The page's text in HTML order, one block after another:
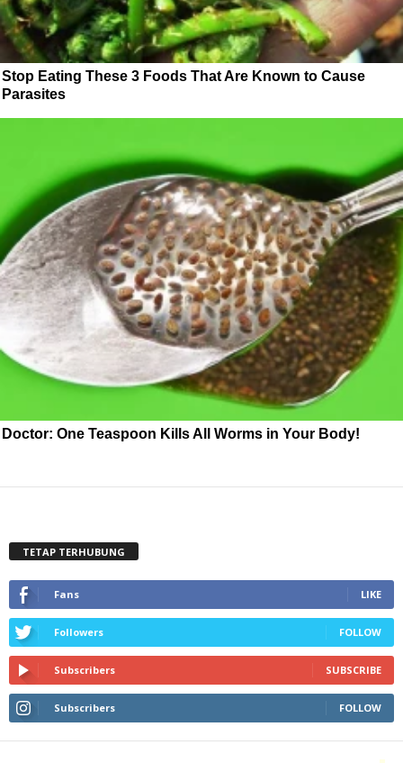
Stop Eating These 3 Foods That Are Known to Cause
Parasites
Doctor: One Teaspoon Kills All Worms in Your Body!
TETAP TERHUBUNG
Fans LIKE
Followers FOLLOW
Subscribers SUBSCRIBE
Subscribers FOLLOW